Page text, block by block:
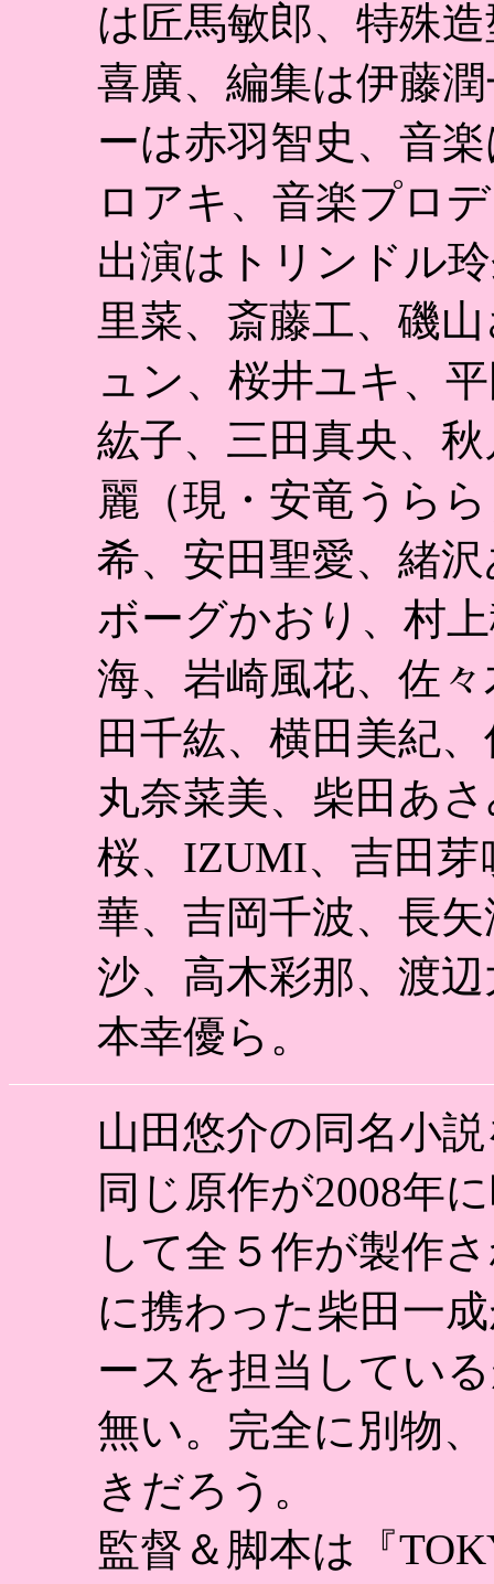
は匠馬敏郎、特殊
喜廣、編集は伊藤
ーは赤羽智史、音
ロアキ、音楽プロ
出演はトリンドル
里菜、斎藤工、磯
ュン、桜井ユキ、
紘子、三田真央、
麗（現・安竜うら
希、安田聖愛、緒
ボーグかおり、村
海、岩崎風花、佐
田千紘、横田美紀
丸奈菜美、柴田あ
桜、IZUMI、吉田
華、吉岡千波、長
沙、高木彩那、渡
本幸優ら。
山田悠介の同名小
同じ原作が2008年
して全５作が製作
に携わった柴田一
ースを担当してい
無い。完全に別物
きだろう。
監督＆脚本は『